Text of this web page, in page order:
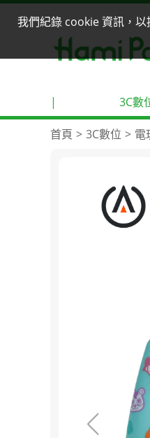
我們紀錄 cookie 資訊，
| 3C數
首頁 3C數位 電